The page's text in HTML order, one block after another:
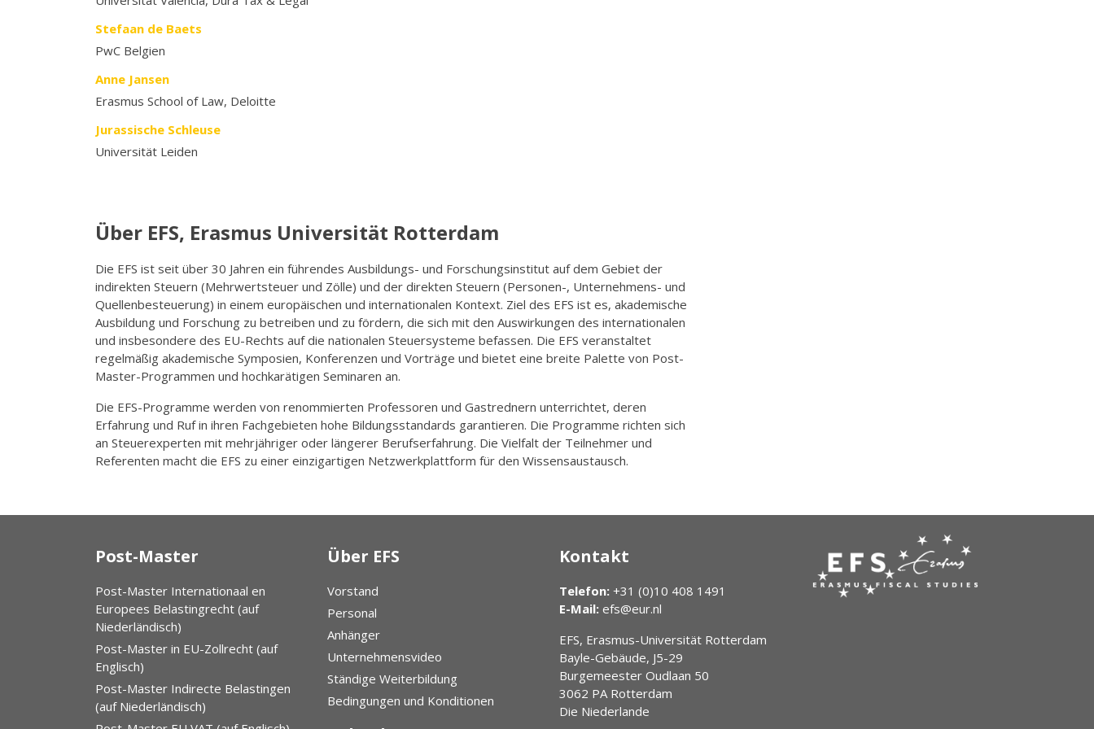
Stefaan de Baets
PwC Belgien
Anne Jansen
Erasmus School of Law, Deloitte
Jurassische Schleuse
Universität Leiden
Über EFS, Erasmus Universität Rotterdam
Die EFS ist seit über 30 Jahren ein führendes Ausbildungs- und Forschungsinstitut auf dem Gebiet der
indirekten Steuern (Mehrwertsteuer und Zölle) und der direkten Steuern (Personen-, Unternehmens- und
Quellenbesteuerung) in einem europäischen und internationalen Kontext. Ziel des EFS ist es, akademische
Ausbildung und Forschung zu betreiben und zu fördern, die sich mit den Auswirkungen des internationalen
und insbesondere des EU-Rechts auf die nationalen Steuersysteme befassen. Die EFS veranstaltet
regelmäßig akademische Symposien, Konferenzen und Vorträge und bietet eine breite Palette von Post-
Master-Programmen und hochkarätigen Seminaren an.
Die EFS-Programme werden von renommierten Professoren und Gastrednern unterrichtet, deren
Erfahrung und Ruf in ihren Fachgebieten hohe Bildungsstandards garantieren. Die Programme richten sich
an Steuerexperten mit mehrjähriger oder längerer Berufserfahrung. Die Vielfalt der Teilnehmer und
Referenten macht die EFS zu einer einzigartigen Netzwerkplattform für den Wissensaustausch.
Post-Master
Post-Master Internationaal en
Europees Belastingrecht (auf
Niederländisch)
Post-Master in EU-Zollrecht (auf
Englisch)
Post-Master Indirecte Belastingen
(auf Niederländisch)
Über EFS
Vorstand
Personal
Anhänger
Unternehmensvideo
Ständige Weiterbildung
Bedingungen und Konditionen
Kontakt
Telefon: +31 (0)10 408 1491
E-Mail: efs@eur.nl
EFS, Erasmus-Universität Rotterdam
Bayle-Gebäude, J5-29
Burgemeester Oudlaan 50
3062 PA Rotterdam
Die Niederlande